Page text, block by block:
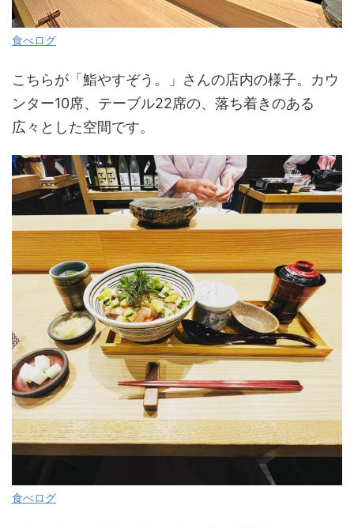
食べログ
こちらが「鮨やすぞう。」さんの店内の様子。カウ
ンター10席、テーブル22席の、落ち着きのある
広々とした空間です。
食べログ